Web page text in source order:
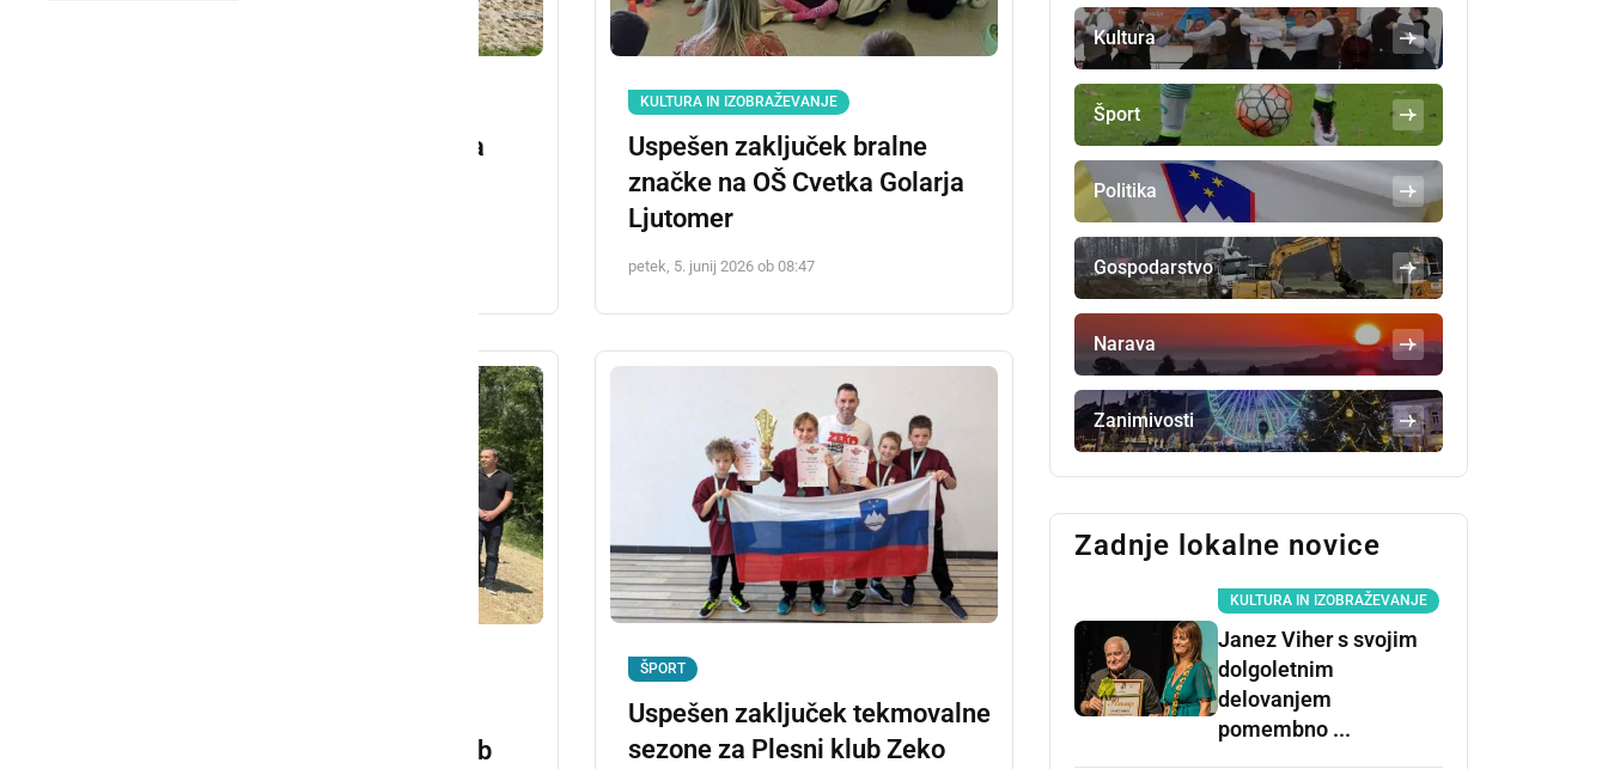
Zaključek predtekmovanja
KULTURA IN IZOBRAŽEVANJE
Uspešen zaključek bralne
značke na OŠ Cvetka Golarja
Ljutomer
petek, 5. junij 2026 ob 08:47
protipoplavnih projektov ob
ŠPORT
Uspešen zaključek tekmovalne
sezone za Plesni klub Zeko
Kultura
Šport
Politika
Gospodarstvo
Narava
Zanimivosti
Zadnje lokalne novice
KULTURA IN IZOBRAŽEVANJE
Janez Viher s svojim
dolgoletnim
delovanjem
pomembno ...